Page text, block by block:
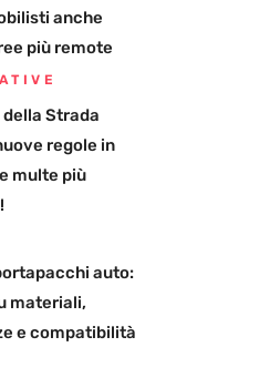
anche
più remote
della Strada
regole in
multe più
auto:
materiali,
e compatibilità